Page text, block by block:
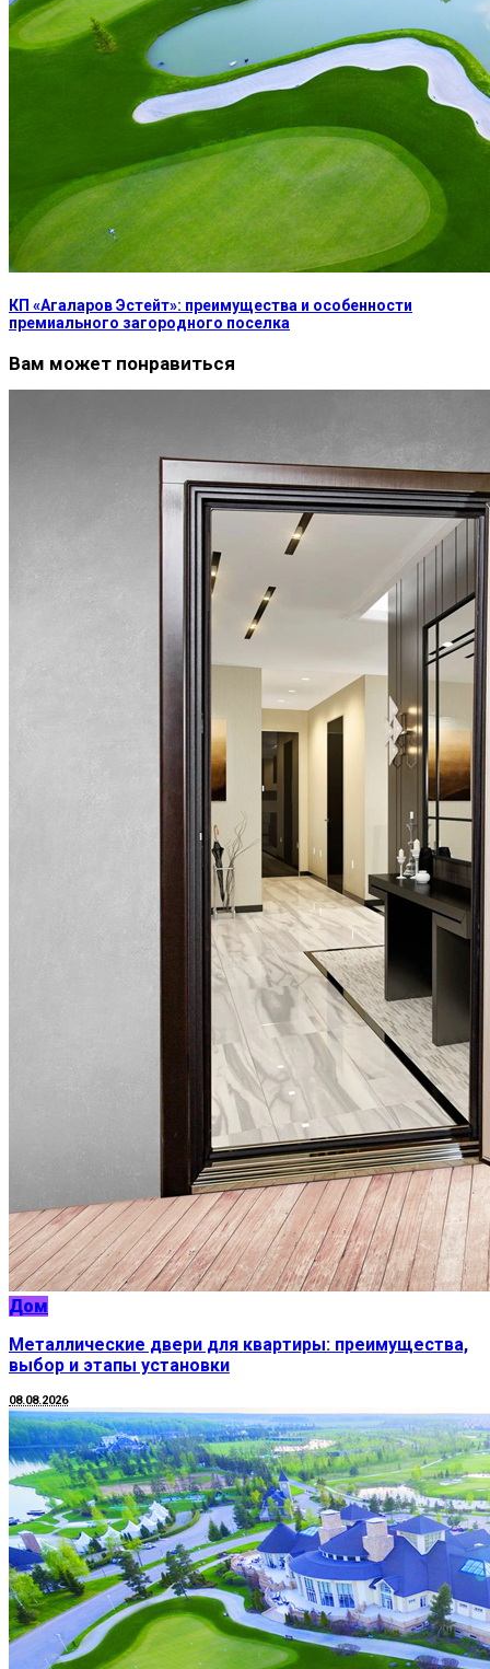
КП «Агаларов Эстейт»: преимущества и особенности
премиального загородного поселка
Вам может понравиться
Дом
Металлические двери для квартиры: преимущества,
выбор и этапы установки
08.08.2026